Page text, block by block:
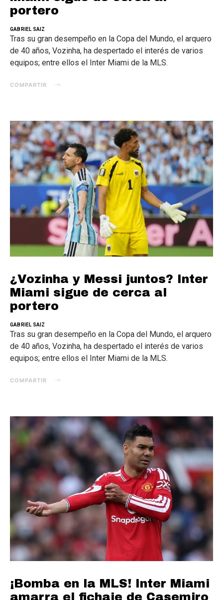
portero
GABRIEL SAIZ
Tras su gran desempeño en la Copa del Mundo, el arquero
de 40 años, Vozinha, ha despertado el interés de varios
equipos; entre ellos el Inter Miami de la MLS.
COMPARTIR
¿Vozinha y Messi juntos? Inter
Miami sigue de cerca al
portero
GABRIEL SAIZ
Tras su gran desempeño en la Copa del Mundo, el arquero
de 40 años, Vozinha, ha despertado el interés de varios
equipos; entre ellos el Inter Miami de la MLS.
COMPARTIR
¡Bomba en la MLS! Inter Miami
amarra el fichaje de Casemiro